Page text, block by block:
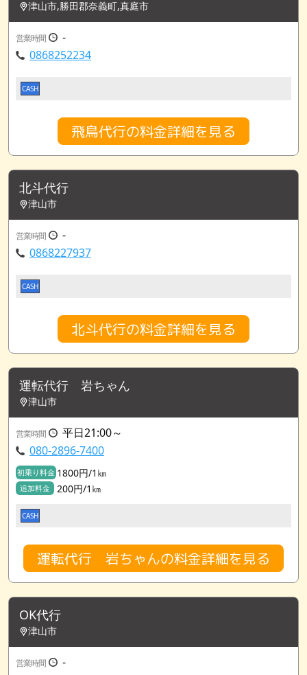
津山市,勝田郡奈義町,真庭市
営業時間
-
0868252234
CASH
飛鳥代行の料金詳細を見る
北斗代行
津山市
営業時間
-
0868227937
CASH
北斗代行の料金詳細を見る
運転代行 岩ちゃん
津山市
営業時間
平日21:00～
080-2896-7400
初乗り料金 1800円/1㎞
追加料金 200円/1㎞
CASH
運転代行 岩ちゃんの料金詳細を見る
OK代行
津山市
営業時間
-